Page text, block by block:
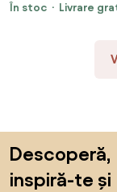
În stoc
Livrare
Descoperă,
inspiră-te și